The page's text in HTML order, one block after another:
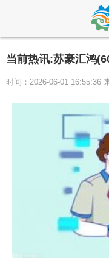
当前热讯:苏豪汇鸿
时间：2026-06-01 16:55:36